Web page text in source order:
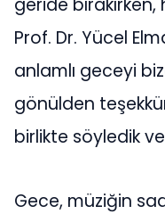
geride
Prof. Dr. Yücel
anlamlı geceyi
gönülden
birlikte söyledik
Gece, müziğin